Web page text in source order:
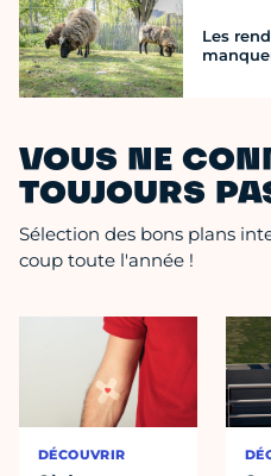
Les
VOUS NE
TOUJOURS
Sélection des bons plans
coup toute l'année !
DÉCOUVRIR